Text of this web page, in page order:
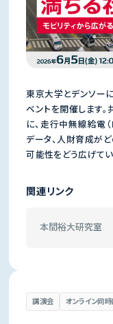
東京大学とデンソー
ベントを開催します。
に、走行中無線給電（
データ、人財育成が
可能性をどう広げてい
関連リンク
本間裕大研究室
講演会 オンライン同